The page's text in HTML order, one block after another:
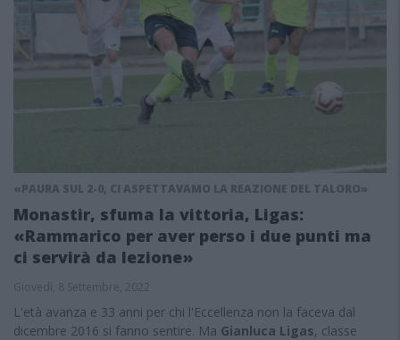
«PAURA SUL 2-0, CI ASPETTAVAMO LA REAZIONE DEL TALORO»
Monastir, sfuma la vittoria, Ligas:
«Rammarico per aver perso i due punti ma
ci servirà da lezione»
Giovedì, 8 Settembre, 2022
L'età avanza e 33 anni per chi l'Eccellenza non la faceva dal
dicembre 2016 si fanno sentire. Ma Gianluca Ligas, classe